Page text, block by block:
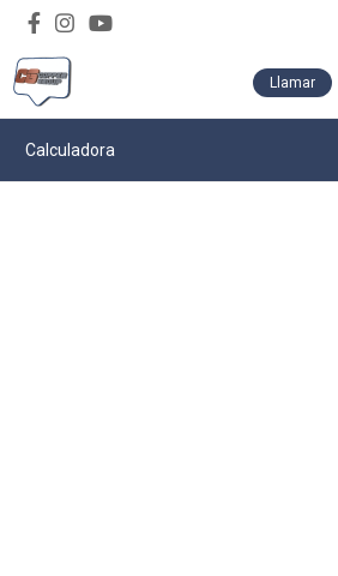
Llamar
Calculadora
de productos